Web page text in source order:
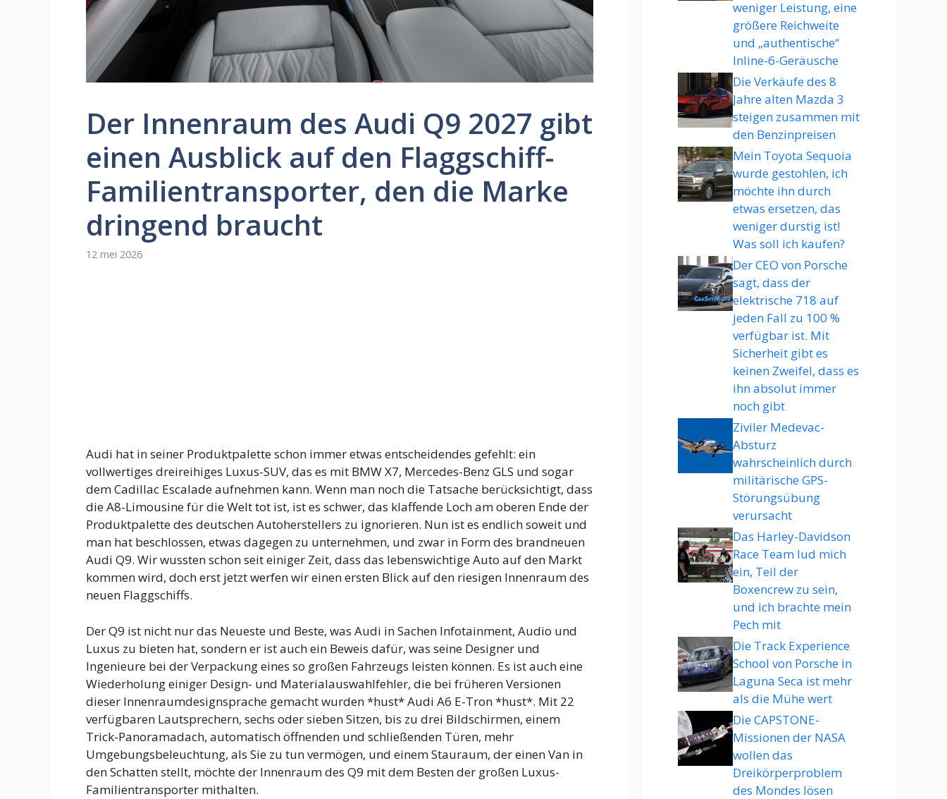
Der Innenraum des Audi Q9 2027 gibt
einen Ausblick auf den Flaggschiff-
Familientransporter, den die Marke
dringend braucht
12 mei 2026
Audi hat in seiner Produktpalette schon immer etwas entscheidendes gefehlt: ein
vollwertiges dreireihiges Luxus-SUV, das es mit BMW X7, Mercedes-Benz GLS und sogar
dem Cadillac Escalade aufnehmen kann. Wenn man noch die Tatsache berücksichtigt, dass
die A8-Limousine für die Welt tot ist, ist es schwer, das klaffende Loch am oberen Ende der
Produktpalette des deutschen Autoherstellers zu ignorieren. Nun ist es endlich soweit und
man hat beschlossen, etwas dagegen zu unternehmen, und zwar in Form des brandneuen
Audi Q9. Wir wussten schon seit einiger Zeit, dass das lebenswichtige Auto auf den Markt
kommen wird, doch erst jetzt werfen wir einen ersten Blick auf den riesigen Innenraum des
neuen Flaggschiffs.
Der Q9 ist nicht nur das Neueste und Beste, was Audi in Sachen Infotainment, Audio und
Luxus zu bieten hat, sondern er ist auch ein Beweis dafür, was seine Designer und
Ingenieure bei der Verpackung eines so großen Fahrzeugs leisten können. Es ist auch eine
Wiederholung einiger Design- und Materialauswahlfehler, die bei früheren Versionen
dieser Innenraumdesignsprache gemacht wurden *hust* Audi A6 E-Tron *hust*. Mit 22
verfügbaren Lautsprechern, sechs oder sieben Sitzen, bis zu drei Bildschirmen, einem
Trick-Panoramadach, automatisch öffnenden und schließenden Türen, mehr
Umgebungsbeleuchtung, als Sie zu tun vermögen, und einem Stauraum, der einen Van in
den Schatten stellt, möchte der Innenraum des Q9 mit dem Besten der großen Luxus-
Familientransporter mithalten.
weniger Leistung, eine
größere Reichweite
und „authentische“
Inline-6-Geräusche
Die Verkäufe des 8
Jahre alten Mazda 3
steigen zusammen mit
den Benzinpreisen
Mein Toyota Sequoia
wurde gestohlen, ich
möchte ihn durch
etwas ersetzen, das
weniger durstig ist!
Was soll ich kaufen?
Der CEO von Porsche
sagt, dass der
elektrische 718 auf
jeden Fall zu 100 %
verfügbar ist. Mit
Sicherheit gibt es
keinen Zweifel, dass es
ihn absolut immer
noch gibt
Ziviler Medevac-
Absturz
wahrscheinlich durch
militärische GPS-
Störungsübung
verursacht
Das Harley-Davidson
Race Team lud mich
ein, Teil der
Boxencrew zu sein,
und ich brachte mein
Pech mit
Die Track Experience
School von Porsche in
Laguna Seca ist mehr
als die Mühe wert
Die CAPSTONE-
Missionen der NASA
wollen das
Dreikörperproblem
des Mondes lösen